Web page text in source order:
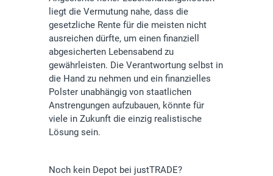
liegt die Vermutung nahe, dass die
gesetzliche Rente für die meisten nicht
ausreichen dürfte, um einen finanziell
abgesicherten Lebensabend zu
gewährleisten. Die Verantwortung selbst in
die Hand zu nehmen und ein finanzielles
Polster unabhängig von staatlichen
Anstrengungen aufzubauen, könnte für
viele in Zukunft die einzig realistische
Lösung sein.
Noch kein Depot bei justTRADE?